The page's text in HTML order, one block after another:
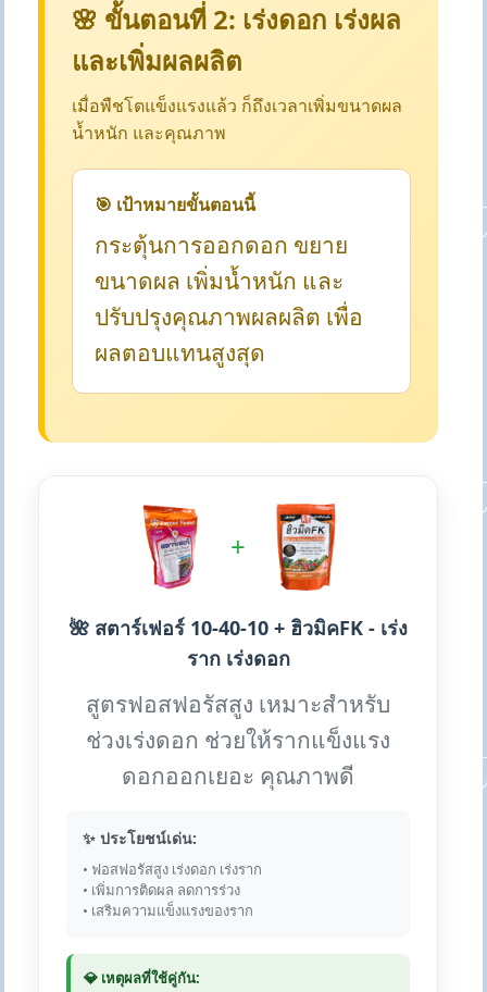
🌸 ขั้นตอนที่ 2: เร่งดอก เร่งผล
และเพิ่มผลผลิต
เมื่อพืชโตแข็งแรงแล้ว ก็ถึงเวลาเพิ่มขนาดผล
น้ำหนัก และคุณภาพ
🎯 เป้าหมายขั้นตอนนี้
กระตุ้นการออกดอก ขยาย
ขนาดผล เพิ่มน้ำหนัก และ
ปรับปรุงคุณภาพผลผลิต เพื่อ
ผลตอบแทนสูงสุด
+
🌺 สตาร์เฟอร์ 10-40-10 + ฮิวมิคFK - เร่ง
ราก เร่งดอก
สูตรฟอสฟอรัสสูง เหมาะสำหรับ
ช่วงเร่งดอก ช่วยให้รากแข็งแรง
ดอกออกเยอะ คุณภาพดี
✨ ประโยชน์เด่น:
• ฟอสฟอรัสสูง เร่งดอก เร่งราก
• เพิ่มการติดผล ลดการร่วง
• เสริมความแข็งแรงของราก
💎 เหตุผลที่ใช้คู่กัน: